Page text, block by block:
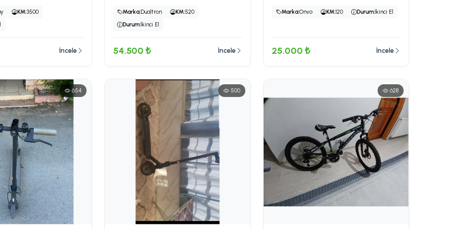
KM:3500
İncele
Marka:Dualtron KM:520
Durum:İkinci El
54.500 ₺ İncele
Marka:Onvo KM:120 Durum:İkinci El
25.000 ₺ İncele
654 500 628